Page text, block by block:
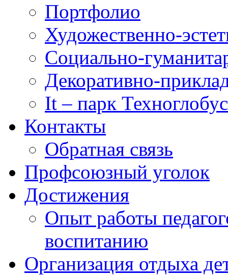
Портфолио
Художественно-
Социально-
Декоративно-
It – парк Техноглобус
Контакты
Обратная связь
Профсоюзный уголок
Достижения
Опыт работы
воспитанию
Организация отдыха